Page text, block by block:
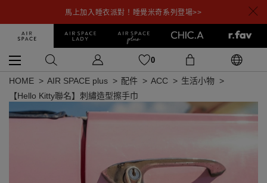
馬上加入睡衣派對！睡覺米奇系列登場>>
0
HOME AIR SPACE plus 配件 ACC
生活小物
【Hello Kitty聯名】刺繡造型擦手巾